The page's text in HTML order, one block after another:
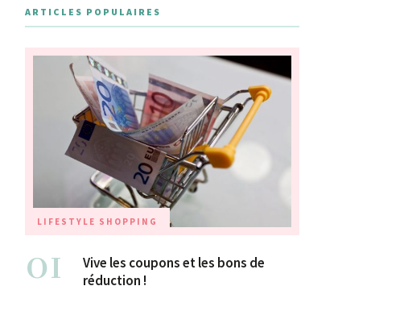
ARTICLES POPULAIRES
LIFESTYLE SHOPPING
01
Vive les coupons et les bons de
réduction !